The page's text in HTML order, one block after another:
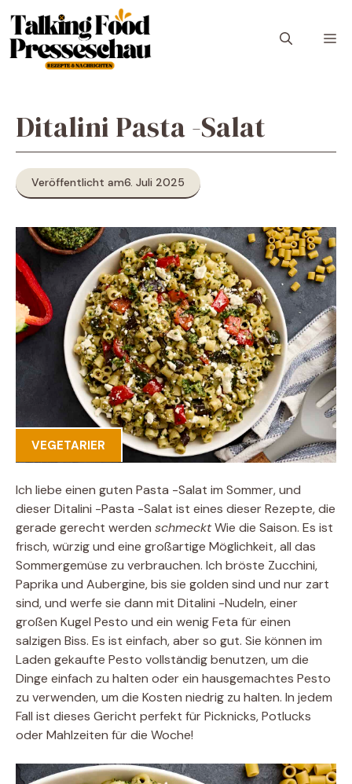
Inhalt
springen
Ditalini Pasta -Salat
Veröffentlicht am6. Juli 2025
VEGETARIER
Ich liebe einen guten Pasta -Salat im Sommer, und
dieser Ditalini -Pasta -Salat ist eines dieser Rezepte, die
gerade gerecht werden schmecktWie die Saison. Es ist
frisch, würzig und eine großartige Möglichkeit, all das
Sommergemüse zu verbrauchen. Ich bröste Zucchini,
Paprika und Aubergine, bis sie golden sind und nur zart
sind, und werfe sie dann mit Ditalini -Nudeln, einer
großen Kugel Pesto und ein wenig Feta für einen
salzigen Biss. Es ist einfach, aber so gut. Sie können im
Laden gekaufte Pesto vollständig benutzen, um die
Dinge einfach zu halten oder ein hausgemachtes Pesto
zu verwenden, um die Kosten niedrig zu halten. In jedem
Fall ist dieses Gericht perfekt für Picknicks, Potlucks
oder Mahlzeiten für die Woche!